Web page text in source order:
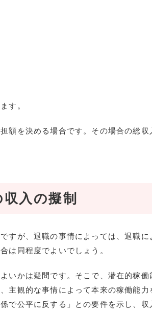
す。
額を決める場合です。その場合の総収
入の擬制
すが、退職の事情によっては、退職に
は同程度でよいでしょう。
いかは疑問です。そこで、潜在的稼働
主観的な事情によって本来の稼働能力
で公平に反する」との要件を示し、収